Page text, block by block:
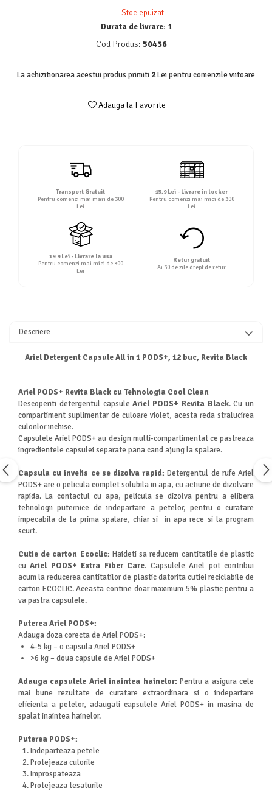
Înălbitor și îndepărtare pete
Soluții anticalcar, igienizante și
Stoc epuizat
Durata de livrare: 1
Cod Produs: 50436
La achizitionarea acestui produs primiti 2Lei pentru comenzile viitoare
Adauga la Favorite
Transport Gratuit
Pentru comenzi mai mari de 300
Lei
15.9 Lei - Livrare in locker
Pentru comenzi mai mici de 300
Lei
19.9 Lei - Livrare la usa
Pentru comenzi mai mici de 300
Lei
Retur gratuit
Ai 30 de zile drept de retur
Descriere
Ariel Detergent Capsule All in 1 PODS+, 12 buc, Revita Black
Ariel PODS+ Revita Black cu Tehnologia Cool Clean
Descoperiti detergentul capsuleAriel PODS+ Revita Black. Cu un
compartiment suplimentar de culoare violet, acesta reda stralucirea
culorilor inchise.
Capsulele Ariel PODS+ au design multi-compartimentat ce pastreaza
ingredientele capsulei separate pana cand ajung la spalare.
Capsula cu invelis ce se dizolva rapid: Detergentul de rufe Ariel
PODS+ are o pelicula complet solubila in apa, cu actiune de dizolvare
rapida. La contactul cu apa, pelicula se dizolva pentru a elibera
tehnologii puternice de indepartare a petelor, pentru o curatare
impecabila de la prima spalare, chiar si in apa rece si la program
scurt.
Cutie de carton Ecoclic: Haideti sa reducem cantitatile de plastic
cuAriel PODS+ Extra Fiber Care. Capsulele Ariel pot contribui
acum la reducerea cantitatilor de plastic datorita cutiei reciclabile de
carton ECOCLIC. Aceasta contine doar maximum 5% plastic pentru a
va pastra capsulele.
Puterea Ariel PODS+:
Adauga doza corecta de Ariel PODS+:
4-5 kg – o capsula Ariel PODS+
>6 kg – doua capsule de Ariel PODS+
Adauga capsulele Ariel inaintea hainelor: Pentru a asigura cele
mai bune rezultate de curatare extraordinara si o indepartare
eficienta a petelor, adaugati capsulele Ariel PODS+ in masina de
spalat inaintea hainelor.
Puterea PODS+:
Indeparteaza petele
Protejeaza culorile
Improspateaza
Protejeaza tesaturile